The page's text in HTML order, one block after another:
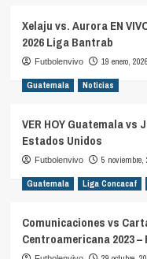
Xelaju vs. Aurora EN
2026 Liga Bantrab
Futbolenvivo 19 enero, 2026
Guatemala Noticias
VER HOY Guatemala vs
Estados Unidos
Futbolenvivo 5 noviembre,
Guatemala Liga Concacaf
Comunicaciones vs
Centroamericana 2023 –